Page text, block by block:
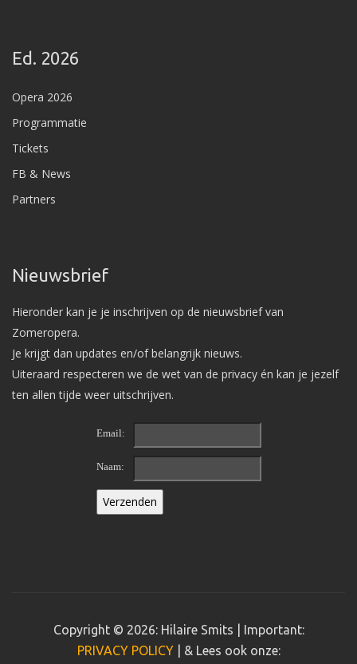
Ed. 2026
Opera 2026
Programmatie
Tickets
FB & News
Partners
Nieuwsbrief
Hieronder kan je je inschrijven op de nieuwsbrief van
Zomeropera.
Je krijgt dan updates en/of belangrijk nieuws.
Uiteraard respecteren we de wet van de privacy én kan je jezelf
ten allen tijde weer uitschrijven.
Email:
Naam:
Copyright © 2026: Hilaire Smits | Important:
PRIVACY POLICY| & Lees ook onze: